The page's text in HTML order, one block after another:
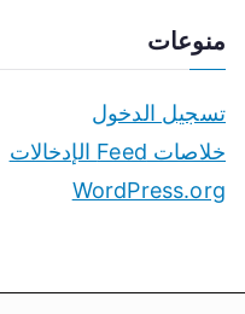
منوعات
تسجيل الدخول
خلاصات Feed الإدخالات
WordPress.org